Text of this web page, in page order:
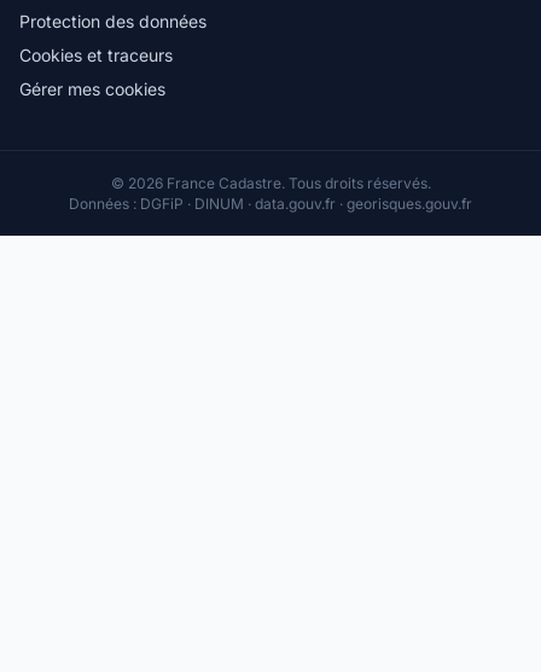
Protection des données
Cookies et traceurs
Gérer mes cookies
© 2026 France Cadastre. Tous droits réservés.
Données : DGFiP · DINUM · data.gouv.fr · georisques.gouv.fr